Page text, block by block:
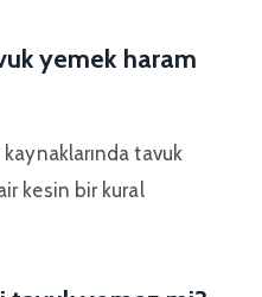
yemek haram
tavuk
kesin bir kural